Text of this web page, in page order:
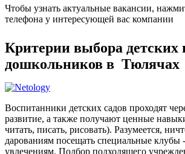
Чтобы узнать актуальные вакансии,
телефона у интересующей вас компании
Критерии выбора детских
дошкольников в Тюлячах
Воспитанники детских садов проходят
развитие, а также получают ценные
читать, писать, рисовать). Разумеется,
дарованиям посещать специальные клубы
увлечениям. Подбор подходящего